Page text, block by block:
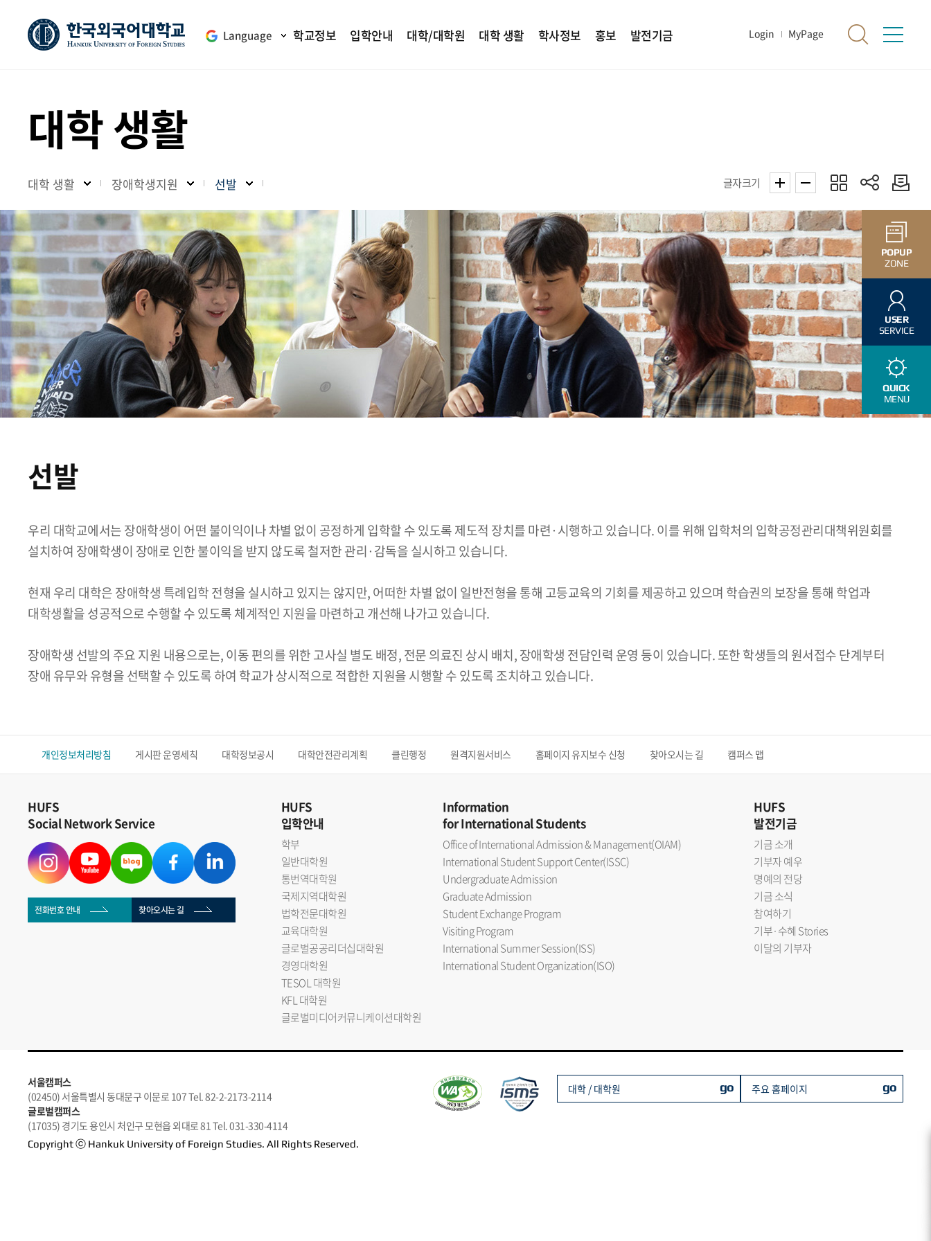
Language 학교정보 입학안내 대학/대학원 대학 생활 학사정보 홍보 발전기금 Login MyPage
POPUP
ZONE
USER
SERVICE
QUICK
MENU
대학 생활
대학 생활 장애학생지원 선발 글자크기
선발
우리 대학교에서는 장애학생이 어떤 불이익이나 차별 없이 공정하게 입학할 수 있도록 제도적 장치를 마련·시행하고 있습니다. 이를 위해 입학처의 입학공정관리대책위원회를
설치하여 장애학생이 장애로 인한 불이익을 받지 않도록 철저한 관리·감독을 실시하고 있습니다.
현재 우리 대학은 장애학생 특례입학 전형을 실시하고 있지는 않지만, 어떠한 차별 없이 일반전형을 통해 고등교육의 기회를 제공하고 있으며 학습권의 보장을 통해 학업과
대학생활을 성공적으로 수행할 수 있도록 체계적인 지원을 마련하고 개선해 나가고 있습니다.
장애학생 선발의 주요 지원 내용으로는, 이동 편의를 위한 고사실 별도 배정, 전문 의료진 상시 배치, 장애학생 전담인력 운영 등이 있습니다. 또한 학생들의 원서접수 단계부터
장애 유무와 유형을 선택할 수 있도록 하여 학교가 상시적으로 적합한 지원을 시행할 수 있도록 조치하고 있습니다.
개인정보처리방침 게시판 운영세칙 대학정보공시 대학안전관리계획 클린행정 원격지원서비스 홈페이지 유지보수 신청 찾아오시는 길 캠퍼스 맵
HUFS
Social Network Service
전화번호 안내 찾아오시는 길
HUFS
입학안내
학부
일반대학원
통번역대학원
국제지역대학원
법학전문대학원
교육대학원
글로벌공공리더십대학원
경영대학원
TESOL 대학원
KFL 대학원
글로벌미디어커뮤니케이션대학원
Information
for International Students
Office of International Admission & Management(OIAM)
International Student Support Center(ISSC)
Undergraduate Admission
Graduate Admission
Student Exchange Program
Visiting Program
International Summer Session(ISS)
International Student Organization(ISO)
HUFS
발전기금
기금 소개
기부자 예우
명예의 전당
기금 소식
참여하기
기부·수혜 Stories
이달의 기부자
서울캠퍼스
(02450) 서울특별시 동대문구 이문로 107 Tel. 82-2-2173-2114
글로벌캠퍼스
(17035) 경기도 용인시 처인구 모현읍 외대로 81 Tel. 031-330-4114
Copyright ⓒ Hankuk University of Foreign Studies. All Rights Reserved.
대학 / 대학원 go 주요 홈페이지 go